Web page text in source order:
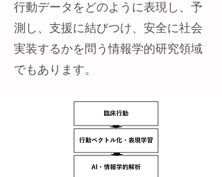
行動データをどのように表現し、予
測し、支援に結びつけ、安全に社会
実装するかを問う情報学的研究領域
でもあります。